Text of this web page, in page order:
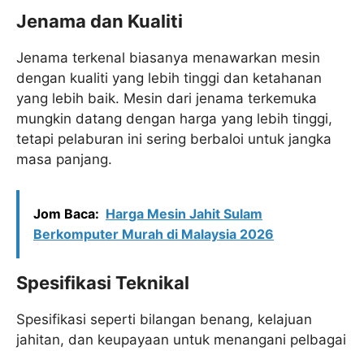
Jenama dan Kualiti
Jenama terkenal biasanya menawarkan mesin
dengan kualiti yang lebih tinggi dan ketahanan
yang lebih baik. Mesin dari jenama terkemuka
mungkin datang dengan harga yang lebih tinggi,
tetapi pelaburan ini sering berbaloi untuk jangka
masa panjang.
Jom Baca: Harga Mesin Jahit Sulam
Berkomputer Murah di Malaysia 2026
Spesifikasi Teknikal
Spesifikasi seperti bilangan benang, kelajuan
jahitan, dan keupayaan untuk menangani pelbagai